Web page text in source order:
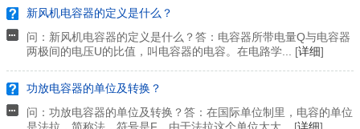
新风机电容器的定义是什么？
问：新风机电容器的定义是什么？答：电容器所带电量Q与电容器
两极间的电压U的比值，叫电容器的电容。在电路学... [详细]
功放电容器的单位及转换？
问：功放电容器的单位及转换？答：在国际单位制里，电容的单位